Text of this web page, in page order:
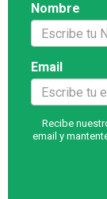
Nombre
Email
Recibe
email y